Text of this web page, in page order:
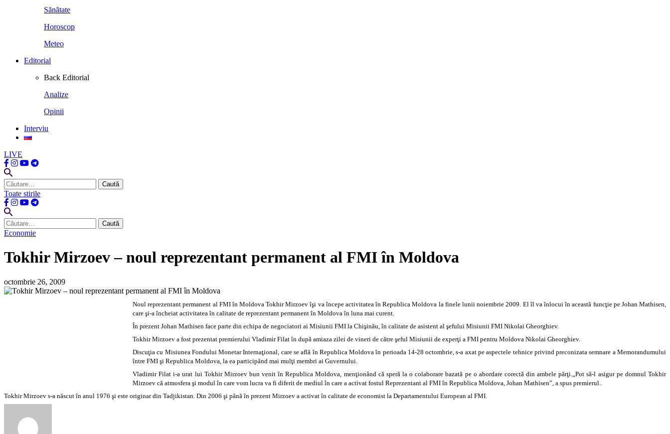
Sănătate
Horoscop
Meteo
Editorial
Back Editorial
Analize
Opinii
Interviu
LIVE
Caută
după:
Toate stirile
Caută
după:
Economie
Tokhir Mirzoev – noul reprezentant permanent al FMI în Moldova
octombrie 26, 2009
Noul reprezentant permanent al FMI în Moldova Tokhir Mirzoev îşi va începe activitatea în Republica Moldova la finele lunii noiembrie 2009. El îl va înlocui în această funcţie pe Johan Mathisen,
care şi-a încheiat activitatea în calitate de reprezentant permanent în Moldova în luna mai curent.
În prezent Johan Mathisen face parte din echipa de negociatori ai Misiunii FMI la Chişinău, în calitate de asistent al şefului Misiunii FMI Nikolai Gheorghiev.
Tokhir Mirzoev a fost prezentat premierului Vladimir Filat în după amiaza zilei de vineri de către şeful Misiunii de experţi a FMI pentru Moldova Nikolai Gheorghiev.
Discuţia cu Misiunea Fondului Monetar Internaţional, care se află în Republica Moldova în perioada 14-28 octombrie, s-a axat pe aspectele tehnice privind preconizata semnare a Memorandumului
între FMI şi Republica Moldova, la ea participând mai mulţi membri ai Guvernului.
Vladimir Filat i-a urat lui Tokhir Mirzoev bun venit în Republica Moldova, menţionând că speră la o colaborare bazată pe o abordare corectă din ambele părţi.„Pot să-l asigur pe domnul Tokhir
Mirzoev că atmosfera şi modul în care vom lucra va fi diferit de mediul în care a activat fostul Reprezentant al FMI în Republica Moldova, Johan Mathisen”, a spus premierul..
Tokhir Mirzoev s-a născut în anul 1976 şi este originar din Tadjikistan. Din 2006 şi până în prezent Mirzoev a activat în calitate de economist la Departamentului European al FMI.